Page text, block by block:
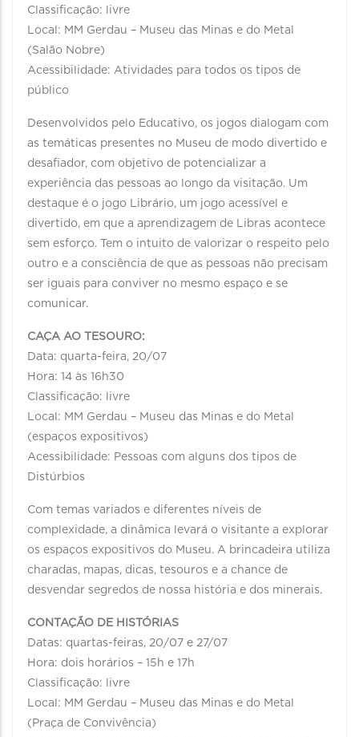
Classificação: livre
Local: MM Gerdau – Museu das Minas e do Metal
(Salão Nobre)
Acessibilidade: Atividades para todos os tipos de
público
Desenvolvidos pelo Educativo, os jogos dialogam com
as temáticas presentes no Museu de modo divertido e
desafiador, com objetivo de potencializar a
experiência das pessoas ao longo da visitação. Um
destaque é o jogo Librário, um jogo acessível e
divertido, em que a aprendizagem de Libras acontece
sem esforço. Tem o intuito de valorizar o respeito pelo
outro e a consciência de que as pessoas não precisam
ser iguais para conviver no mesmo espaço e se
comunicar.
CAÇA AO TESOURO:
Data: quarta-feira, 20/07
Hora: 14 às 16h30
Classificação: livre
Local: MM Gerdau – Museu das Minas e do Metal
(espaços expositivos)
Acessibilidade: Pessoas com alguns dos tipos de
Distúrbios
Com temas variados e diferentes níveis de
complexidade, a dinâmica levará o visitante a explorar
os espaços expositivos do Museu. A brincadeira utiliza
charadas, mapas, dicas, tesouros e a chance de
desvendar segredos de nossa história e dos minerais.
CONTAÇÃO DE HISTÓRIAS
Datas: quartas-feiras, 20/07 e 27/07
Hora: dois horários – 15h e 17h
Classificação: livre
Local: MM Gerdau – Museu das Minas e do Metal
(Praça de Convivência)